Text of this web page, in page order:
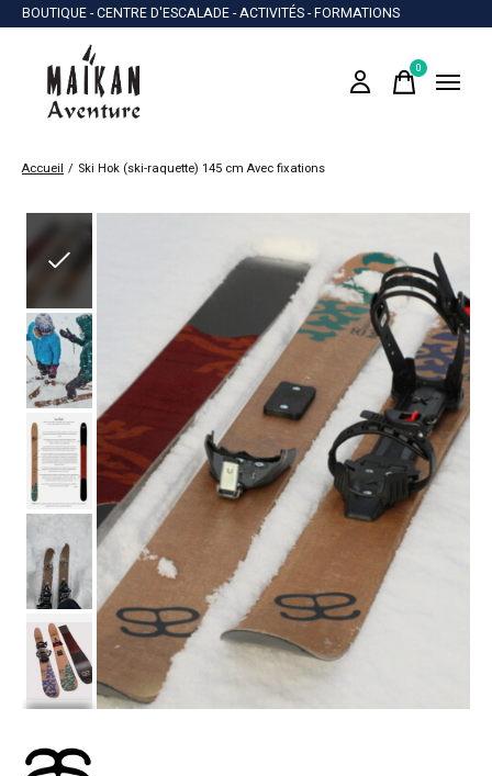
BOUTIQUE - CENTRE D'ESCALADE - ACTIVITÉS - FORMATIONS
0items
Accueil / Ski Hok (ski-raquette) 145 cm Avec fixations